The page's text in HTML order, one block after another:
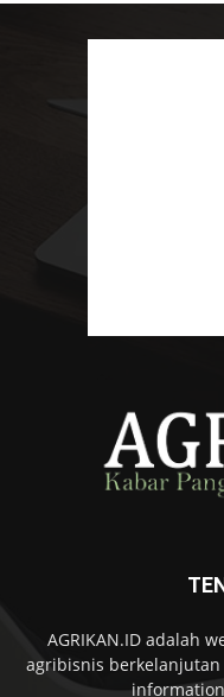
AGRIKAN.ID adalah
agribisnis